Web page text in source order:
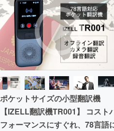
テクノロジー・ガジェ
映像・映画
ビジネス・起業
まちづくり・地域活性
CAMPFIRE for Social
ポケットサイズの小型翻訳機
【IZELL翻訳機TR001】 コスト
フォーマンスにすぐれ、78言語